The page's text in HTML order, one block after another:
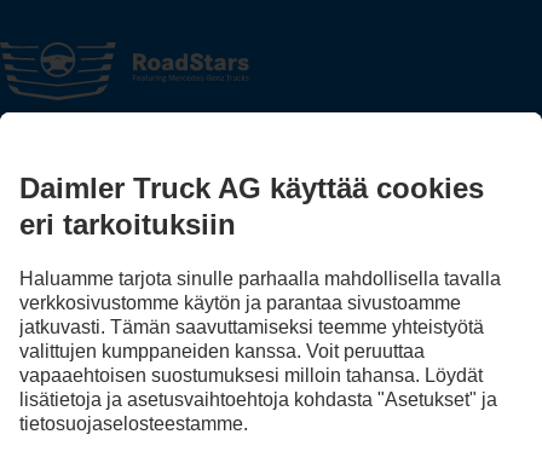
Jaa kokemuksesi muiden kuorma-autonkuljettajien kanssa.
Julkaisija